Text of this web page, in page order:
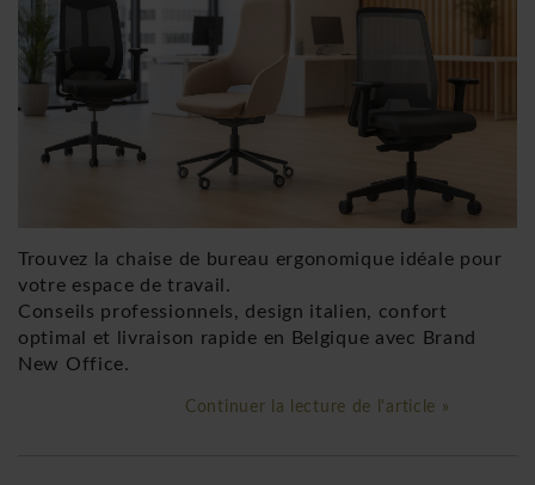
Trouvez la chaise de bureau ergonomique idéale pour
votre espace de travail.
Conseils professionnels, design italien, confort
optimal et livraison rapide en Belgique avec Brand
New Office.
Continuer la lecture de l'article »